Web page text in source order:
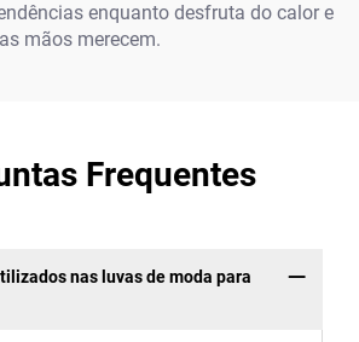
enquanto desfruta do calor e
mãos merecem.
Frequentes
nas luvas de moda para